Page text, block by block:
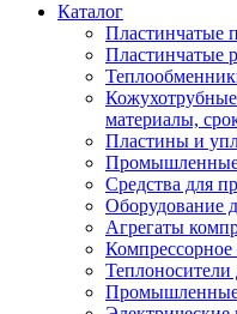
Каталог
Пластинчатые
Пластинчатые
материалы,
Пластины и
Средства для
Оборудование
Агрегаты
Компрессорное
Теплоносители
Промышленные